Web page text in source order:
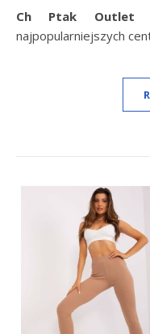
Ch Ptak Outlet
najpopularniejszych